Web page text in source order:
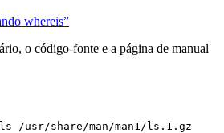
whereis”
o código-fonte e a página de manual
usr/share/man/man1/ls.1.gz